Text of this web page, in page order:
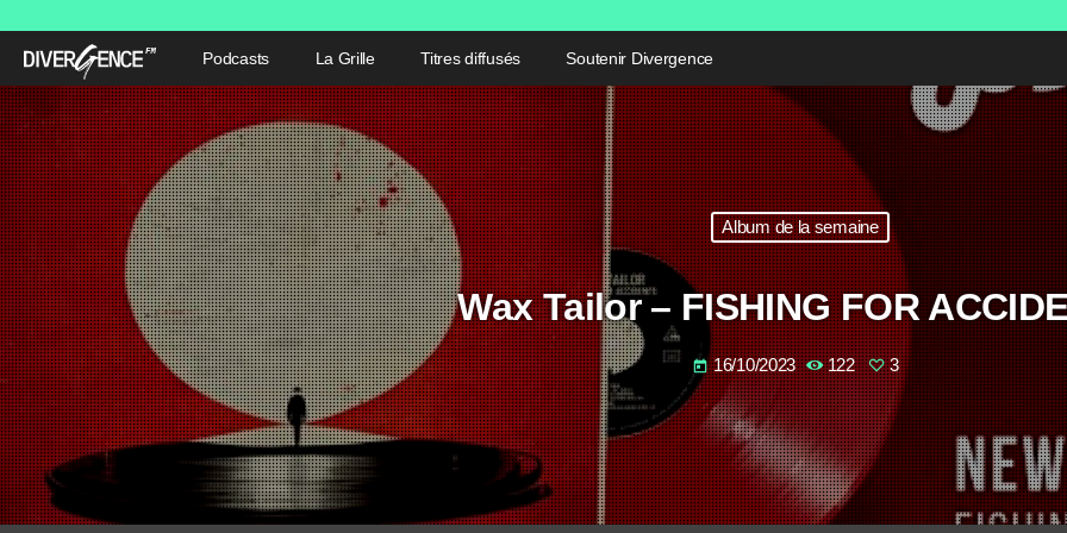
Podcasts La Grille Titres diffusés Soutenir Divergence
Album de la semaine
Wax Tailor – FISHING FOR
today 16/10/2023 122 3